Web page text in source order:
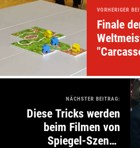
VORHERIGER
Finale
NÄCHSTER BEITRAG:
Diese Tricks werden
beim Filmen von
Spiegel-Szenen